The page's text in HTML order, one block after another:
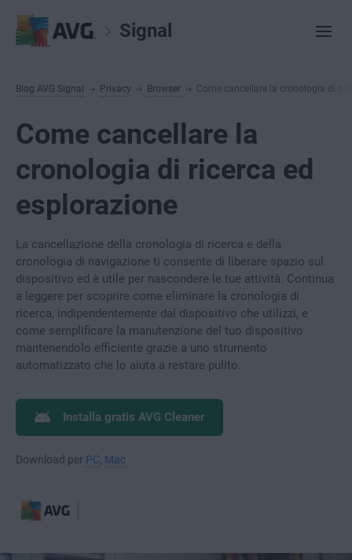
Signal
Blog AVG Signal Privacy Browser Come cancellare la cronologia di
Come cancellare la
cronologia di ricerca ed
esplorazione
La cancellazione della cronologia di ricerca e della
cronologia di navigazione ti consente di liberare spazio sul
dispositivo ed è utile per nascondere le tue attività. Continua
a leggere per scoprire come eliminare la cronologia di
ricerca, indipendentemente dal dispositivo che utilizzi, e
come semplificare la manutenzione del tuo dispositivo
mantenendolo efficiente grazie a uno strumento
automatizzato che lo aiuta a restare pulito.
Installa gratis AVG Cleaner
Download per PC Mac